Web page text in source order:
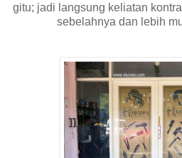
gitu; jadi langsung keliatan
sebelahnya dan lebih